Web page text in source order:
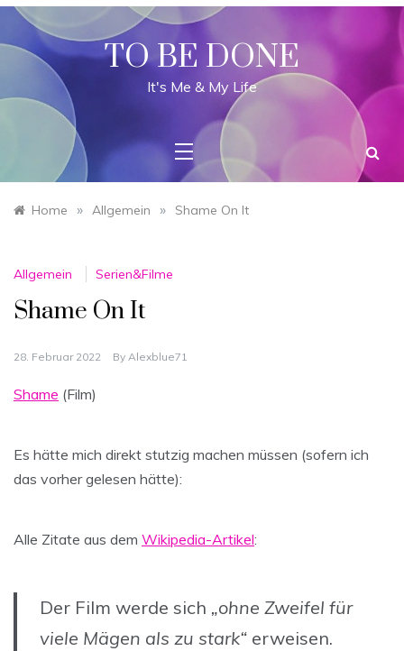
Skip
content
TO BE DONE
It's Me & My Life
Home » Allgemein » Shame On It
Allgemein Serien&Filme
Shame On It
28. Februar 2022 By Alexblue71
Shame (Film)
Es hätte mich direkt stutzig machen müssen (sofern ich
das vorher gelesen hätte):
Alle Zitate aus dem Wikipedia-Artikel:
Der Film werde sich „ohne Zweifel für
viele Mägen als zu stark“ erweisen.